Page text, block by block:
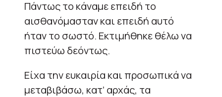
Πάντως το κάναμε επειδή το
αισθανόμασταν και επειδή αυτό
ήταν το σωστό. Εκτιμήθηκε θέλω να
πιστεύω δεόντως.
Είχα την ευκαιρία και προσωπικά να
μεταβιβάσω, κατ’ αρχάς, τα